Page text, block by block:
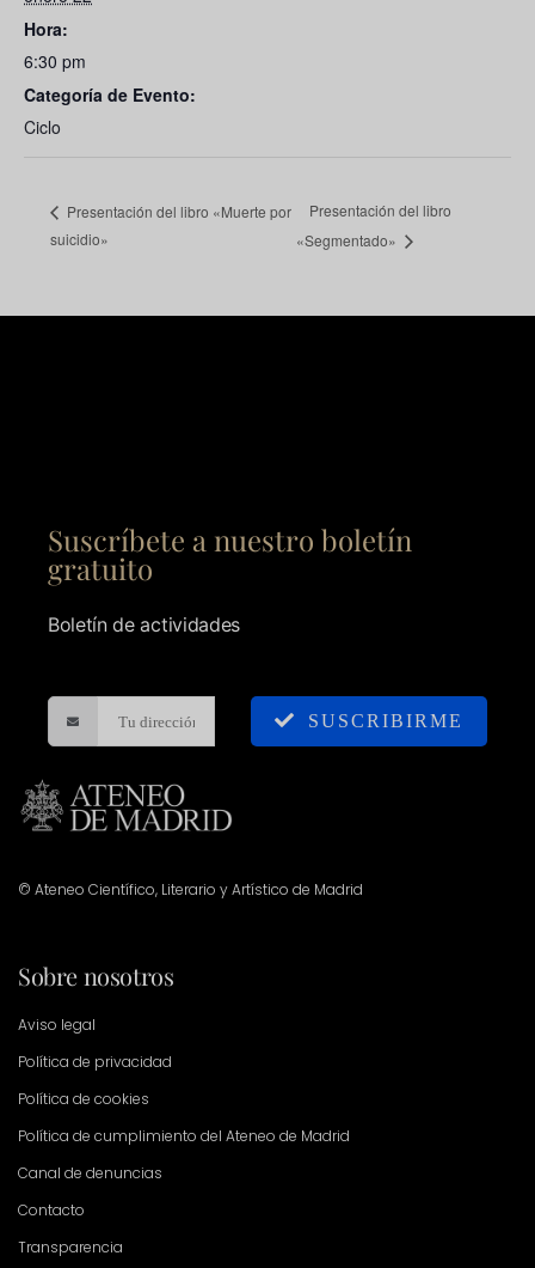
Hora:
6:30 pm
Categoría de Evento:
Ciclo
Presentación del libro «Muerte por
suicidio»
Presentación del libro
«Segmentado»
Suscríbete a nuestro boletín
gratuito
Boletín de actividades
SUSCRIBIRME
© Ateneo Científico, Literario y Artístico de Madrid
Sobre nosotros
Aviso legal
Política de privacidad
Política de cookies
Política de cumplimiento del Ateneo de Madrid
Canal de denuncias
Contacto
Transparencia